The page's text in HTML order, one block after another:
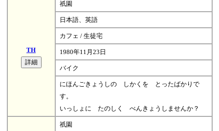
TH
祇園
日本語、英語
カフェ / 生徒宅
1980年11月23日
バイク
にほんごきょうしの しかくを とったばかりで
す。
いっしょに たのしく べんきょうしませんか？
祇園